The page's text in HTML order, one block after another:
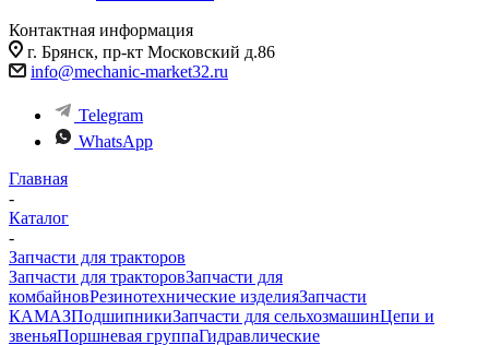
Контактная информация
г. Брянск, пр-кт Московский д.86
info@mechanic-market32.ru
Telegram
WhatsApp
Главная
-
Каталог
-
Запчасти для тракторов
Запчасти для тракторовЗапчасти для
комбайновРезинотехнические изделияЗапчасти
КАМАЗПодшипникиЗапчасти для сельхозмашинЦепи и
звеньяПоршневая группаГидравлические